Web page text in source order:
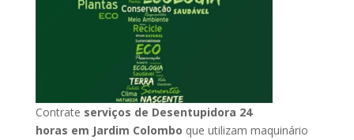
Contrate serviços de Desentupidora 24
horas em Jardim Colombo que utilizam maquinário